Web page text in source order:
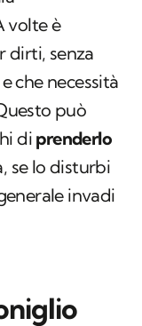
volte è
dirti, senza
che necessità
può
di prenderlo
se lo disturbi
invadi